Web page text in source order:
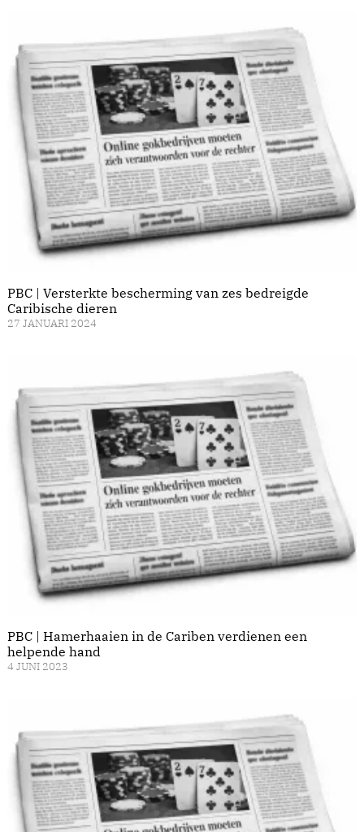
PBC | Versterkte bescherming van zes bedreigde
Caribische dieren
27 JANUARI 2024
PBC | Hamerhaaien in de Cariben verdienen een
helpende hand
4 JUNI 2023